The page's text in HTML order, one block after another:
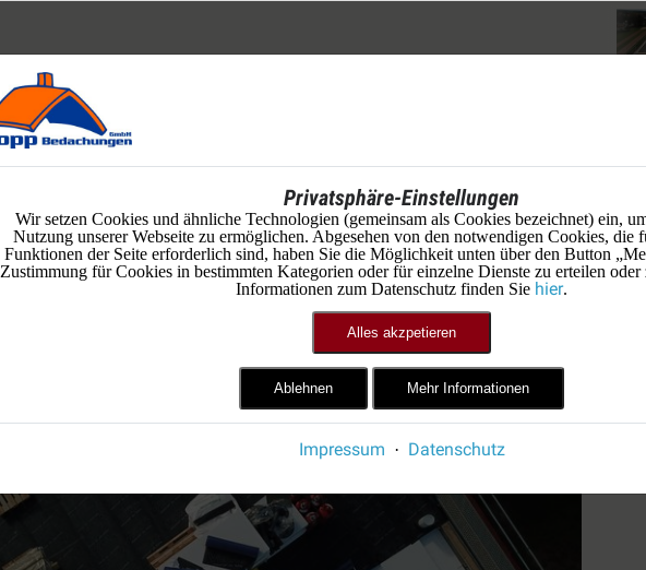
Privatsphäre-Einstellungen
Wir setzen Cookies und ähnliche Technologien (gemeinsam als Cookies bezeichnet) ein,
Nutzung unserer Webseite zu ermöglichen. Abgesehen von den notwendigen Cookies, die
Funktionen der Seite erforderlich sind, haben Sie die Möglichkeit unten über den Button
Zustimmung für Cookies in bestimmten Kategorien oder für einzelne Dienste zu erteilen
Informationen zum Datenschutz finden Sie hier.
Alles akzpetieren
Ablehnen Mehr Informationen
Impressum · Datenschutz